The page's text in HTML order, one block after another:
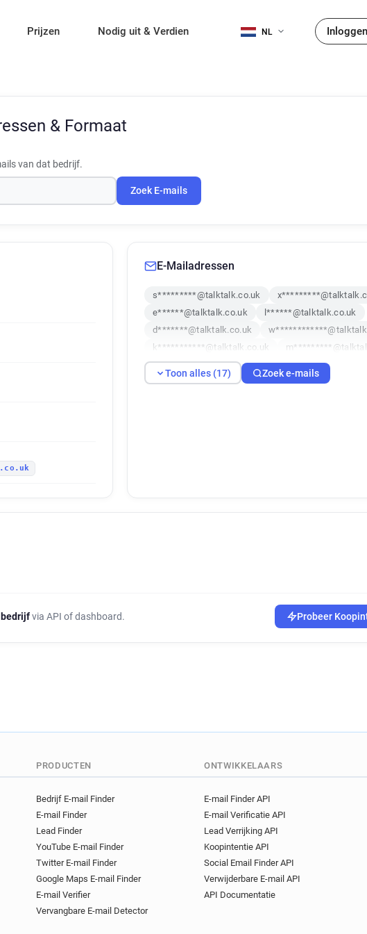
Prijzen Nodig uit & Verdien NL Inloggen
& Formaat
van dat bedrijf.
Zoek E-mails
E-Mailadressen
s*********@talktalk.co.uk
e******@talktalk.co.uk
l******@talktalk.co.uk
d*******@talktalk.co.uk
k***********@talktalk.co.uk
s********@talktalk.co.uk
i*******@talktalk.co.uk
b*****@talktalk.co.uk
p*******@talktalk.co.uk
Toon alles (17) Zoek e-mails
via API of dashboard. Probeer
PRODUCTEN
Bedrijf E-mail Finder
E-mail Finder
Lead Finder
YouTube E-mail Finder
Twitter E-mail Finder
Google Maps E-mail Finder
E-mail Verifier
Vervangbare E-mail Detector
ONTWIKKELAARS
E-mail Finder API
E-mail Verificatie API
Lead Verrijking API
Koopintentie API
Social Email Finder API
Verwijderbare E-mail API
API Documentatie